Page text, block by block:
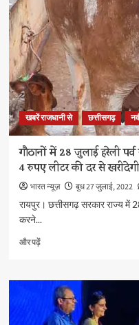
तिहार
की
दी
बधाई
और
शुभकामनाएं
के
बारे
में
और
पढ़ें
खबरें राजधानी से छत्तीसगढ़
गौठानों में 28 जुलाई हरेली
4 रुपए लीटर की दर से खरीदेगी
भारत न्यूज़ बुध 27 जुलाई, 2022
रायपुर। छत्तीसगढ़ सरकार राज्य में
करने...
और पढ़ेंगौठानों
जुलाई
हरेली